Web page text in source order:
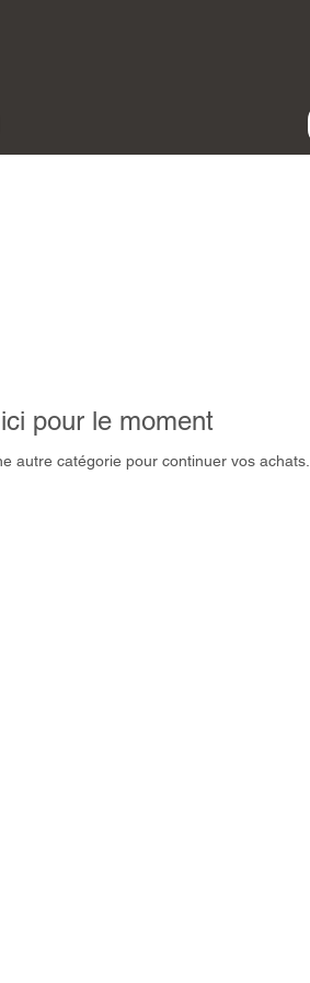
pour le moment
autre catégorie pour continuer vos achats.